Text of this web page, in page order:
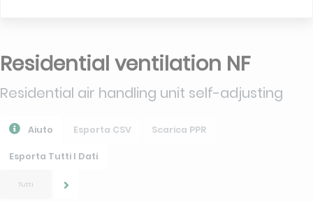
Residential ventilation NF
Residential air handling unit self-adjusting
Aiuto Esporta CSV Scarica PPR
Esporta Tutti I Dati
Tutti